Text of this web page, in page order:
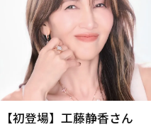
【初登場】工藤静香さん